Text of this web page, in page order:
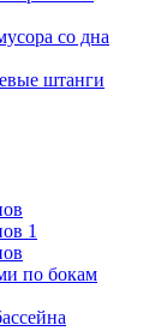
со дна
штанги
1
по бокам